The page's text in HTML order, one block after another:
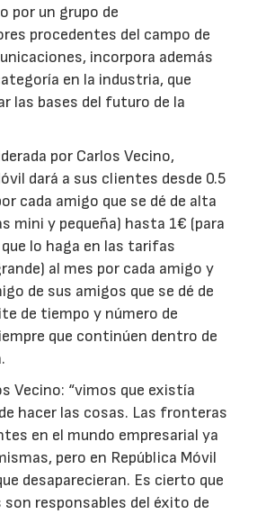
por un grupo de
procedentes del campo de
incorpora además
en la industria, que
las bases del futuro de la
por Carlos Vecino,
dará a sus clientes desde 0.5
cada amigo que se dé de alta
mini y pequeña) hasta 1€ (para
lo haga en las tarifas
al mes por cada amigo y
de sus amigos que se dé de
de tiempo y número de
que continúen dentro de
Vecino: “vimos que existía
hacer las cosas. Las fronteras
en el mundo empresarial ya
pero en República Móvil
desaparecieran. Es cierto que
son responsables del éxito de